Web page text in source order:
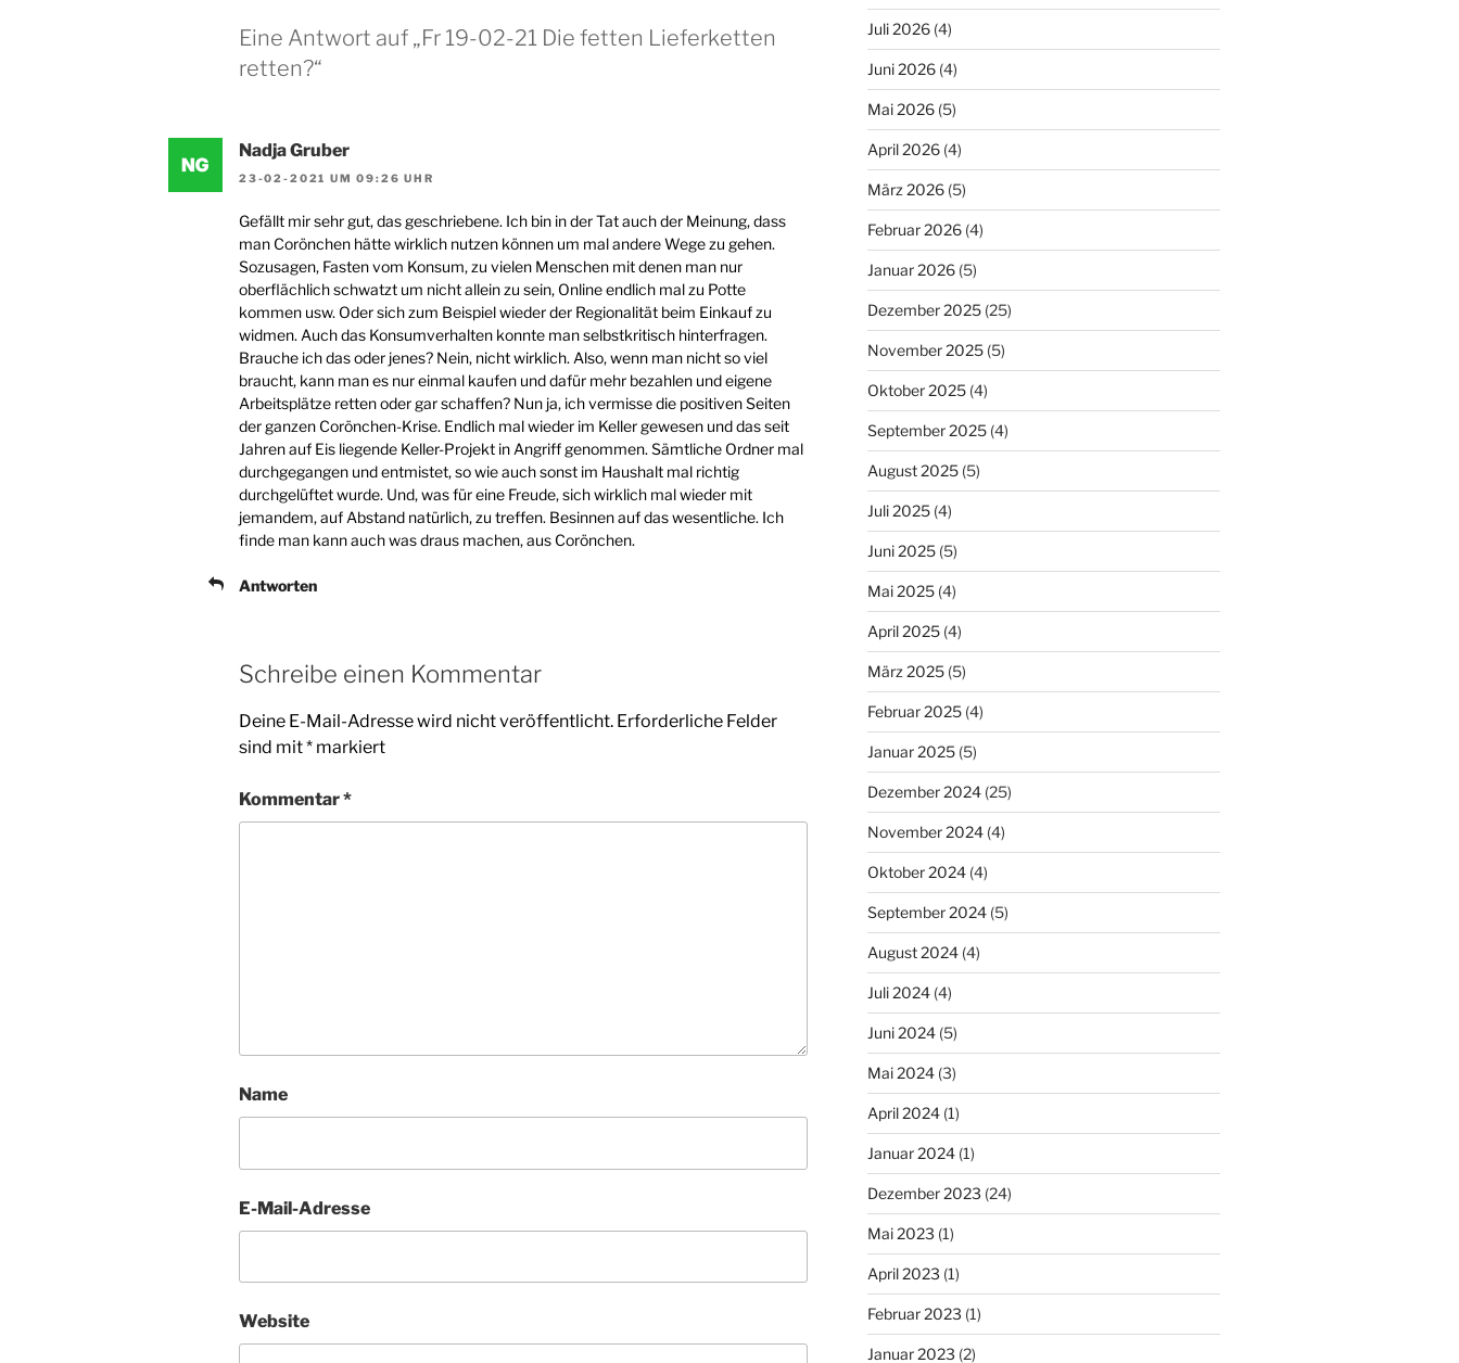
Eine Antwort auf „Fr 19-02-21 Die fetten Lieferketten
retten?“
Nadja Gruber
23-02-2021 UM 09:26 UHR
Gefällt mir sehr gut, das geschriebene. Ich bin in der Tat auch der Meinung, dass
man Corönchen hätte wirklich nutzen können um mal andere Wege zu gehen.
Sozusagen, Fasten vom Konsum, zu vielen Menschen mit denen man nur
oberflächlich schwatzt um nicht allein zu sein, Online endlich mal zu Potte
kommen usw. Oder sich zum Beispiel wieder der Regionalität beim Einkauf zu
widmen. Auch das Konsumverhalten konnte man selbstkritisch hinterfragen.
Brauche ich das oder jenes? Nein, nicht wirklich. Also, wenn man nicht so viel
braucht, kann man es nur einmal kaufen und dafür mehr bezahlen und eigene
Arbeitsplätze retten oder gar schaffen? Nun ja, ich vermisse die positiven Seiten
der ganzen Corönchen-Krise. Endlich mal wieder im Keller gewesen und das seit
Jahren auf Eis liegende Keller-Projekt in Angriff genommen. Sämtliche Ordner mal
durchgegangen und entmistet, so wie auch sonst im Haushalt mal richtig
durchgelüftet wurde. Und, was für eine Freude, sich wirklich mal wieder mit
jemandem, auf Abstand natürlich, zu treffen. Besinnen auf das wesentliche. Ich
finde man kann auch was draus machen, aus Corönchen.
Antworten
Schreibe einen Kommentar
Deine E-Mail-Adresse wird nicht veröffentlicht. Erforderliche Felder
sind mit* markiert
Kommentar*
Name
E-Mail-Adresse
Website
Juli 2026(4)
Juni 2026(4)
Mai 2026(5)
April 2026(4)
März 2026(5)
Februar 2026(4)
Januar 2026(5)
Dezember 2025(25)
November 2025(5)
Oktober 2025(4)
September 2025(4)
August 2025(5)
Juli 2025(4)
Juni 2025(5)
Mai 2025(4)
April 2025(4)
März 2025(5)
Februar 2025(4)
Januar 2025(5)
Dezember 2024(25)
November 2024(4)
Oktober 2024(4)
September 2024(5)
August 2024(4)
Juli 2024(4)
Juni 2024(5)
Mai 2024(3)
April 2024(1)
Januar 2024(1)
Dezember 2023 (24)
Mai 2023 (1)
April 2023 (1)
Februar 2023 (1)
Januar 2023 (2)